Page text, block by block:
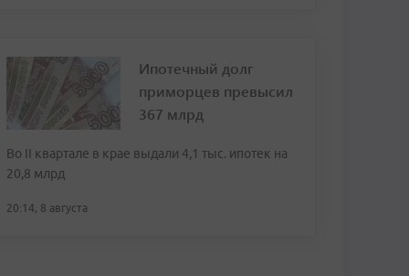
Ипотечный долг
приморцев превысил
367 млрд
Во II квартале в крае выдали 4,1 тыс. ипотек на
20,8 млрд
20:14, 8 августа